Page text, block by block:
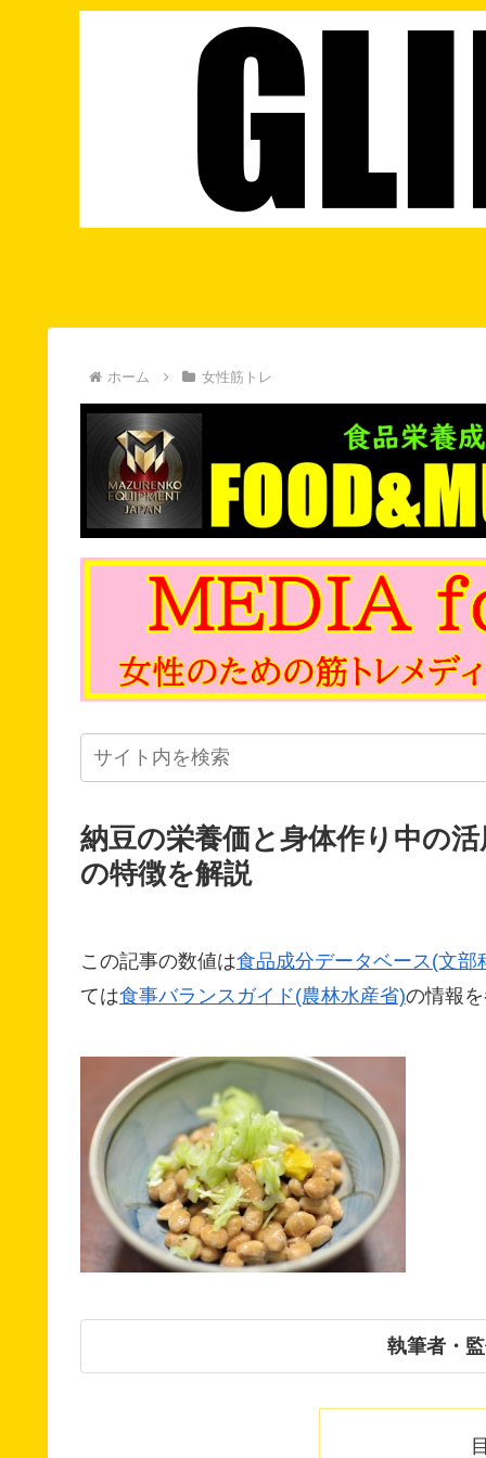
ホーム 女性筋トレ
納豆の栄養価と身体作り中の
の特徴を解説
この記事の数値は食品成分データベース(文部
ては食事バランスガイド(農林水産省)の情報
執筆者・